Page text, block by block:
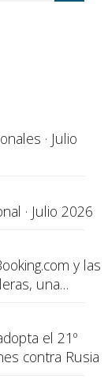
· Julio
· Julio 2026
y las
una
el 21º
contra Rusia